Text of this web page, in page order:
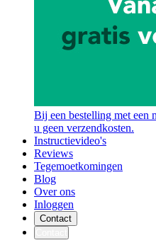
Bij een bestelling met een
u geen verzendkosten.
Instructievideo's
Reviews
Tegemoetkomingen
Blog
Over ons
Inloggen
Contact